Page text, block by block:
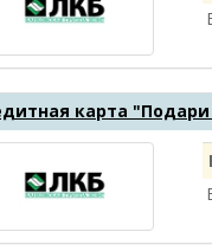
карта